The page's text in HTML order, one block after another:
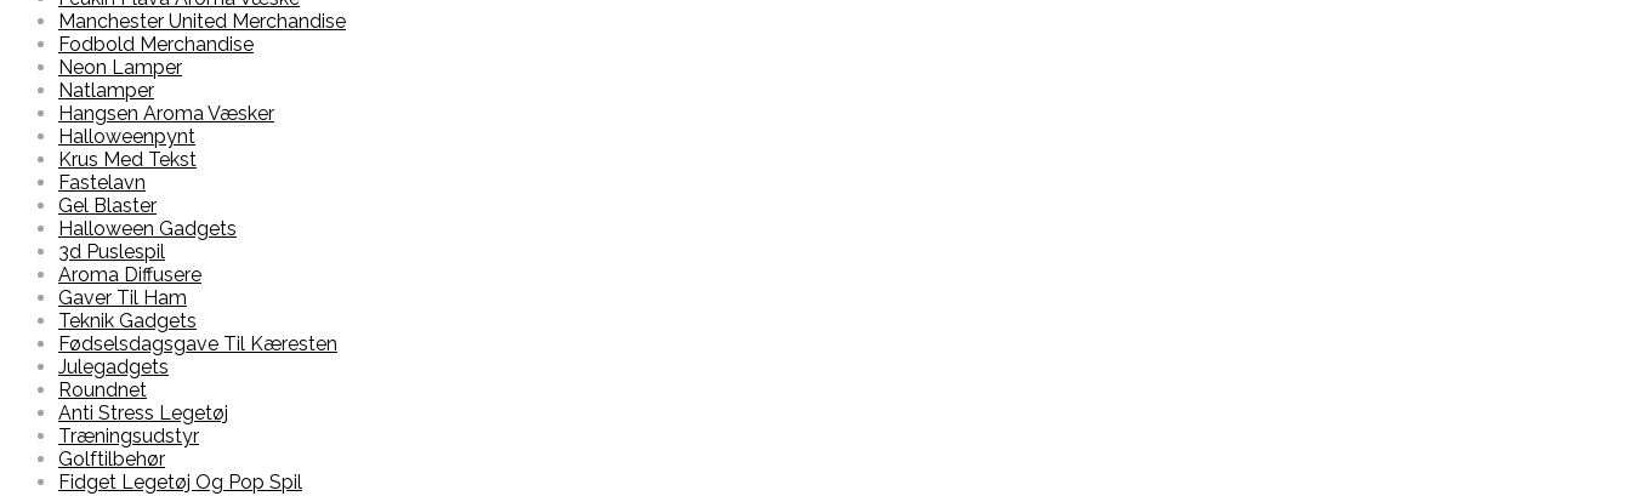
Manchester United Merchandise
Fodbold Merchandise
Neon Lamper
Natlamper
Hangsen Aroma Væsker
Halloweenpynt
Krus Med Tekst
Fastelavn
Gel Blaster
Halloween Gadgets
3d Puslespil
Aroma Diffusere
Gaver Til Ham
Teknik Gadgets
Fødselsdagsgave Til Kæresten
Julegadgets
Roundnet
Anti Stress Legetøj
Træningsudstyr
Golftilbehør
Fidget Legetøj Og Pop Spil